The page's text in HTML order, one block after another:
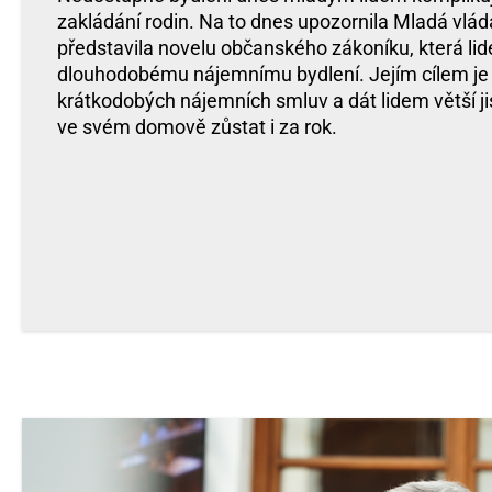
zakládání rodin. Na to dnes upozornila Mladá
představila novelu občanského zákoníku, která
dlouhodobému nájemnímu bydlení. Jejím cílem
krátkodobých nájemních smluv a dát lidem větší
ve svém domově zůstat i za rok.